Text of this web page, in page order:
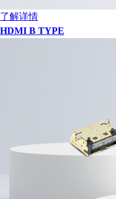
了解详情
HDMI B TYPE